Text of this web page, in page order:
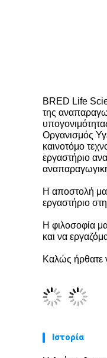
BRED Life
της
Οργανισμός
καινοτόμο
εργαστήριο
Η αποστολή
εργαστήριο
Η φιλοσοφία
και να
Καλώς ήρθατε
Ιστορία